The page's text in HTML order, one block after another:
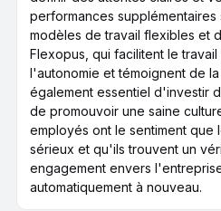
performances supplémentaires
modèles de travail flexibles et
Flexopus, qui facilitent le
l'autonomie et témoignent de
également essentiel d'investir
de promouvoir une saine
employés ont le sentiment que
sérieux et qu'ils trouvent un
engagement envers
automatiquement à nouveau.